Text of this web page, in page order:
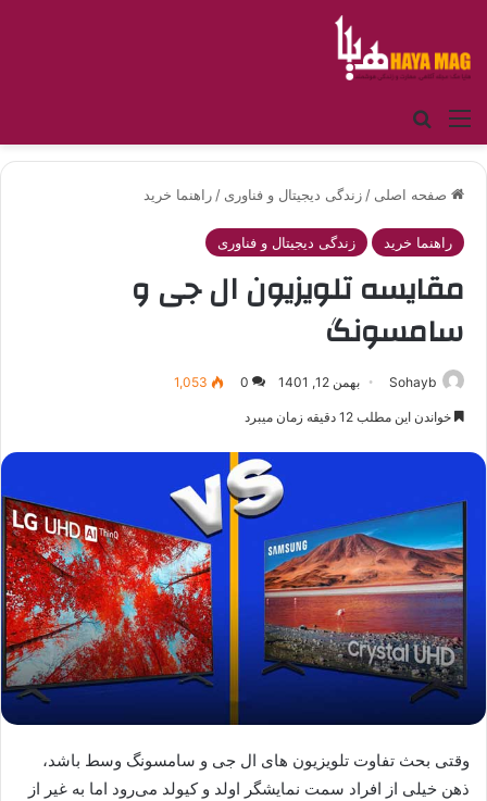
منو
صفحه اصلی / زندگی دیجیتال و فناوری / راهنما خرید
راهنما خرید زندگی دیجیتال و فناوری
مقایسه تلویزیون ال جی و
سامسونگ
Sohayb بهمن 12, 1401 0
1,053
خواندن این مطلب 12 دقیقه زمان میبرد
وقتی بحث تفاوت تلویزیون های ال جی و سامسونگ وسط باشد،
ذهن خیلی از افراد سمت نمایشگر اولد و کیولد می‌رود اما به غیر از